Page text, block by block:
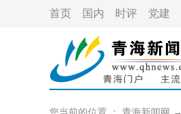
首页 国内 时评 党建